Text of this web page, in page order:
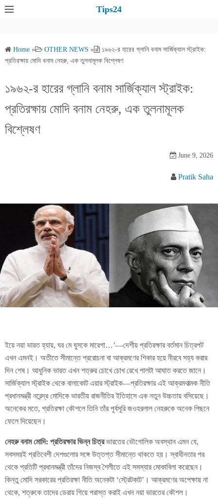
Tips24
Home » OTHER NEWS »
১৯৬২-র হারের গ্লানি বনাম সার্জিক্যাল স্ট্রাইক:
প্রতিরক্ষায় মোদি বনাম নেহরু, এক তুলনামূলক বিশ্লেষণ
১৯৬২-র হারের গ্লানি বনাম সার্জিক্যাল স্ট্রাইক:
প্রতিরক্ষায় মোদি বনাম নেহরু, এক তুলনামূলক
বিশ্লেষণ
June 9, 2026
Pratik Saha
ইয়ে নয়া ভারত হ্যায়, ঘর মে ঘুসকে মারেগা…’—দেশীয় প্রতিরক্ষার বর্তমান চিত্রপট
এখন এমনই। অতীতে সীমান্তে প্ররোচনা বা আক্রমণের শিকার হয়ে নীরবে সহ্য করার
দিন শেষ। আধুনিক ভারত এখন শত্রুর চোখে চোখ রেখে পালটা আঘাত করতে জানে।
সার্জিক্যাল স্ট্রাইক থেকে বালাকোট এয়ার স্ট্রাইক—প্রতিরক্ষার এই আক্রমণাত্মক নীতি
প্রধানমন্ত্রী নরেন্দ্র মোদিকে ভারতীয় রাজনীতির ইতিহাসে এক নতুন উচ্চতায় বসিয়েছে।
অনেকের মতে, প্রতিরক্ষা কৌশলে তিনি তাঁর পূর্বসূরি জওহরলাল নেহরুকে অনেক পিছনে
ফেলে দিয়েছেন।
নেহরু বনাম মোদি: প্রতিরক্ষার ভিন্ন চিত্রভারতের ভৌগোলিক অবস্থান এমন যে,
সবসময়ই প্রতিবেশী দেশগুলোর সঙ্গে উত্তপ্ত সীমান্তে থাকতে হয়। স্বাধীনতার পর
থেকে প্রতিটি প্রধানমন্ত্রী তাঁদের নিজস্ব শৈলীতে এই সমস্যার মোকাবিলা করেছেন।
কিন্তু মোদি সরকারের প্রতিরক্ষা নীতি অনেকটা ‘স্ট্রেটকাট’। আক্রমণের অপেক্ষায় না
থেকে, শত্রুকে তাদের ডেরায় গিয়ে পরাস্ত করাই এখন নয়া ভারতের কৌশল।